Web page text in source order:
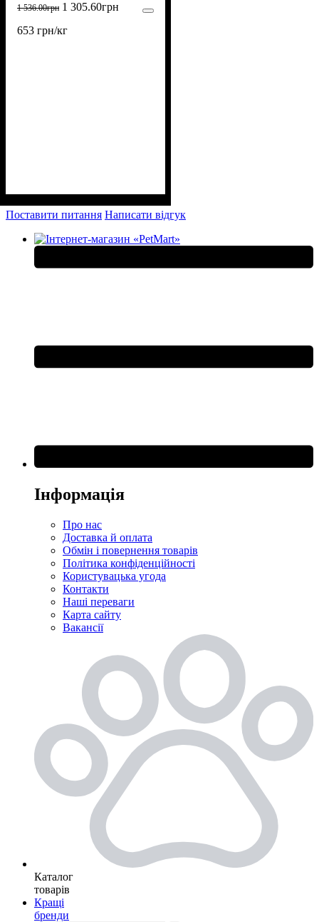
1 536.00грн 1 305.60грн
653 грн/кг
Поставити питання Написати відгук
Інформація
Про нас
Доставка й оплата
Обмін і повернення товарів
Політика конфіденційності
Користувацька угода
Контакти
Наші переваги
Карта сайту
Вакансії
Каталог
товарів
Кращі
бренди